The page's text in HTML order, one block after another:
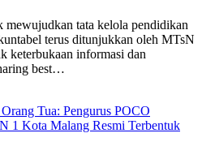
tata kelola pendidikan
terus ditunjukkan oleh MTsN
keterbukaan informasi dan
best…